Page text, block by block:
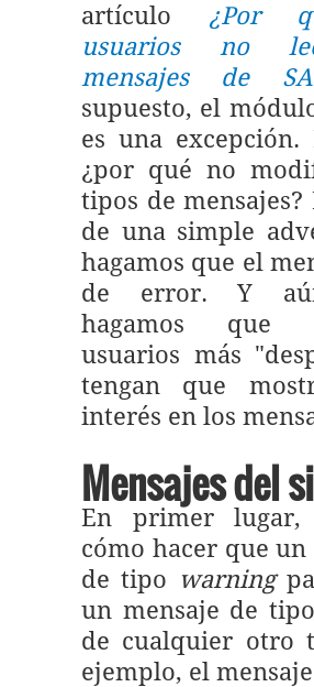
artículo ¿Por
usuarios no
mensajes de
supuesto, el
es una excepción.
¿por qué no
tipos de mensajes?
de una simple
hagamos que el
de error. Y
hagamos que
usuarios más
tengan que
interés en los
Mensajes del
En primer lugar,
cómo hacer que un
de tipo warning
un mensaje de
de cualquier otro
ejemplo, el